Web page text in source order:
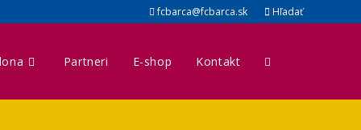
fcbarca@fcbarca.sk Hľadať
Partneri E-shop Kontakt